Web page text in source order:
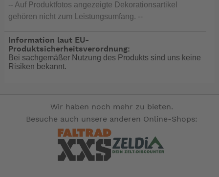
-- Auf Produktfotos angezeigte Dekorationsartikel
gehören nicht zum Leistungsumfang. --
Information laut EU-
Produktsicherheitsverordnung:
Bei sachgemäßer Nutzung des Produkts sind uns keine
Risiken bekannt.
Wir haben noch mehr zu bieten.
Besuche auch unsere anderen Online-Shops: